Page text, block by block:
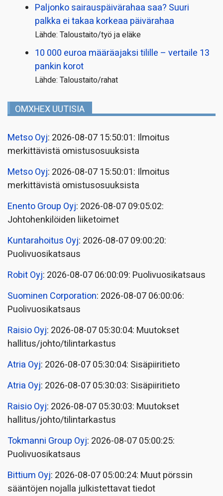
Paljonko sairauspäivä­rahaa saa? Suuri
palkka ei takaa korkeaa päivärahaa
Lähde: Taloustaito/työ ja eläke
10 000 euroa määräajaksi tilille – vertaile 13
pankin korot
Lähde: Taloustaito/rahat
OMXHEX UUTISIA
Metso Oyj: 2026-08-07 15:50:01: Ilmoitus
merkittävistä omistusosuuksista
Metso Oyj: 2026-08-07 15:50:01: Ilmoitus
merkittävistä omistusosuuksista
Enento Group Oyj: 2026-08-07 09:05:02:
Johtohenkilöiden liiketoimet
Kuntarahoitus Oyj: 2026-08-07 09:00:20:
Puolivuosikatsaus
Robit Oyj: 2026-08-07 06:00:09: Puolivuosikatsaus
Suominen Corporation: 2026-08-07 06:00:06:
Puolivuosikatsaus
Raisio Oyj: 2026-08-07 05:30:04: Muutokset
hallitus/johto/tilintarkastus
Atria Oyj: 2026-08-07 05:30:04: Sisäpiiritieto
Atria Oyj: 2026-08-07 05:30:03: Sisäpiiritieto
Raisio Oyj: 2026-08-07 05:30:03: Muutokset
hallitus/johto/tilintarkastus
Tokmanni Group Oyj: 2026-08-07 05:00:25:
Puolivuosikatsaus
Bittium Oyj: 2026-08-07 05:00:24: Muut pörssin
sääntöjen nojalla julkistettavat tiedot